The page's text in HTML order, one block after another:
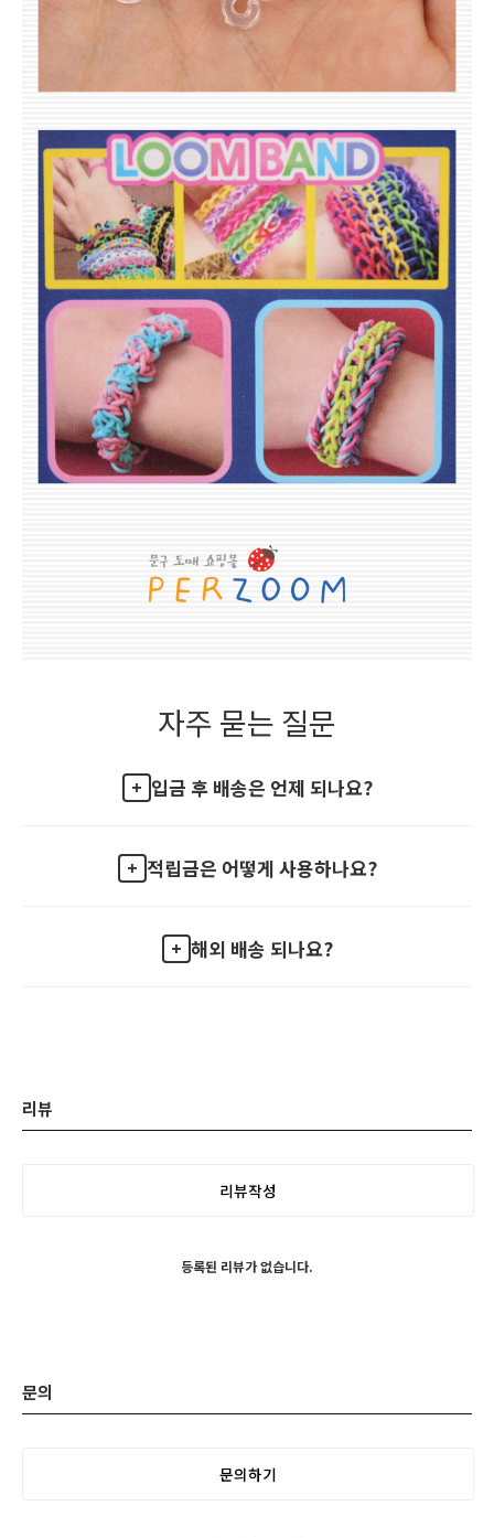
자주 묻는 질문
입금 후 배송은 언제 되나요?
적립금은 어떻게 사용하나요?
해외 배송 되나요?
리뷰
리뷰작성
등록된 리뷰가 없습니다.
문의
문의하기